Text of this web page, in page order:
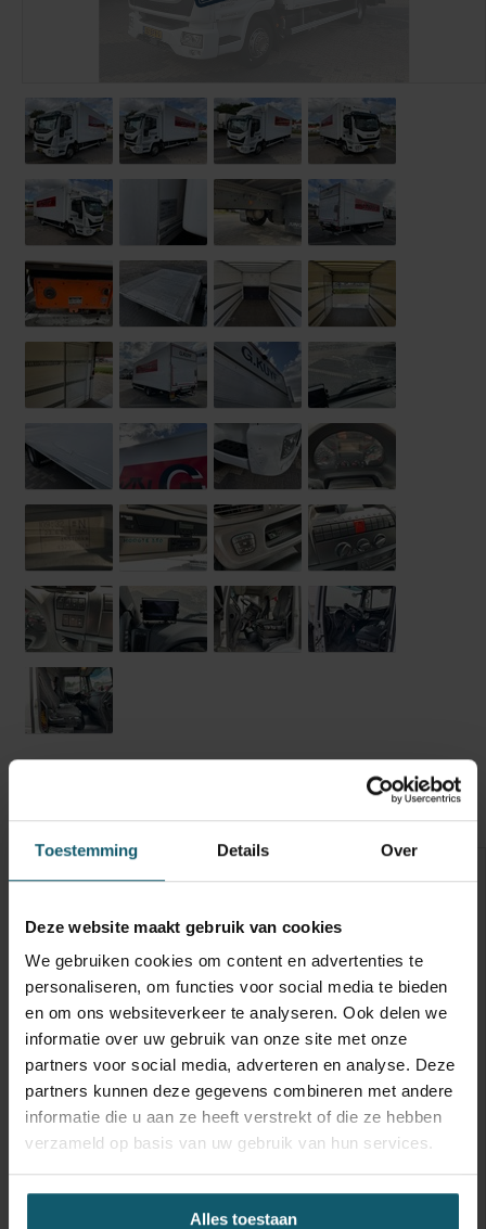
Toestemming Details Over
Deze website maakt gebruik van cookies
We gebruiken cookies om content en advertenties te
personaliseren, om functies voor social media te bieden
en om ons websiteverkeer te analyseren. Ook delen we
informatie over uw gebruik van onze site met onze
partners voor social media, adverteren en analyse. Deze
partners kunnen deze gegevens combineren met andere
informatie die u aan ze heeft verstrekt of die ze hebben
verzameld op basis van uw gebruik van hun services.
Alles toestaan
Banden
Inwendige maten
Laadbaklengte 7248
Hoogte
Vloerhoogte
Capaciteit